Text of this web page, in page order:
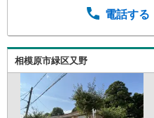
電話する
相模原市緑区又野